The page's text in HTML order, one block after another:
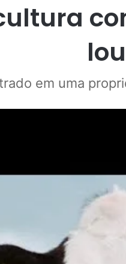
em uma